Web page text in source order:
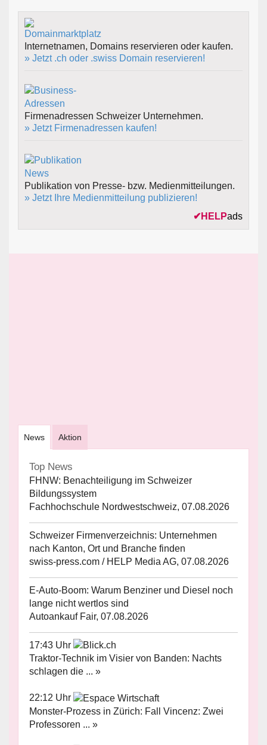
Internetnamen, Domains reservieren oder kaufen.
» Jetzt .ch oder .swiss Domain reservieren!
Firmenadressen Schweizer Unternehmen.
» Jetzt Firmenadressen kaufen!
Publikation von Presse- bzw. Medienmitteilungen.
» Jetzt Ihre Medienmitteilung publizieren!
✔ HELPads
News Aktion
Top News
FHNW: Benachteiligung im Schweizer
Bildungssystem
Fachhochschule Nordwestschweiz, 07.08.2026
Schweizer Firmenverzeichnis: Unternehmen
nach Kanton, Ort und Branche finden
swiss-press.com / HELP Media AG, 07.08.2026
E-Auto-Boom: Warum Benziner und Diesel noch
lange nicht wertlos sind
Autoankauf Fair, 07.08.2026
17:43 Uhr
Traktor-Technik im Visier von Banden: Nachts
schlagen die ... »
22:12 Uhr
Monster-Prozess in Zürich: Fall Vincenz: Zwei
Professoren ... »